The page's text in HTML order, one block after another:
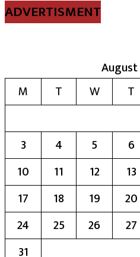
ADVERTISMENT
M
T W T
3
4 5 6
10
11 12 13
17
18 19 20
24
25 26 27
31